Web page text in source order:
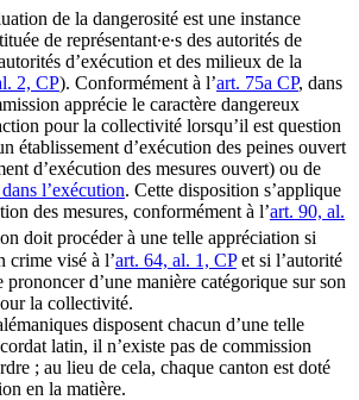
de la dangerosité est une instance
de représentant∙e∙s des autorités de
d’exécution et des milieux de la
2, CP). Conformément à l’art. 75a CP, dans
apprécie le caractère dangereux
pour la collectivité lorsqu’il est question
établissement d’exécution des peines ouvert
d’exécution des mesures ouvert) ou de
l’exécution. Cette disposition s’applique
des mesures, conformément à l’art. 90, al.
doit procéder à une telle appréciation si
crime visé à l’art. 64, al. 1, CPet si l’autorité
prononcer d’une manière catégorique sur son
la collectivité.
disposent chacun d’une telle
latin, il n’existe pas de commission
; au lieu de cela, chaque canton est doté
en la matière.